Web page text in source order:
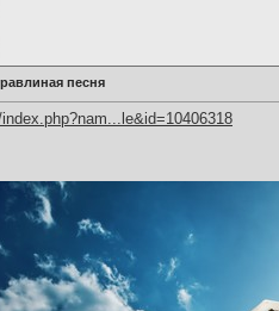
песня